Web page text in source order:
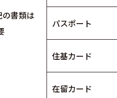
書類は
パスポート
住基カード
在留カード